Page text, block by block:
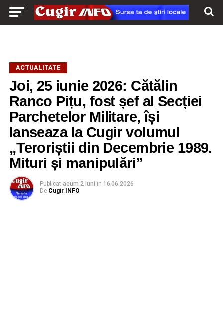
ACTUALITATE
Joi, 25 iunie 2026: Cătălin
Ranco Pițu, fost șef al Secției
Parchetelor Militare, își
lanseaza la Cugir volumul
„Teroriștii din Decembrie 1989.
Mituri și manipulări”
Publicat acum 2 luni în 16.06.2026
De Cugir INFO